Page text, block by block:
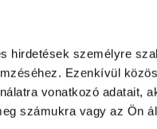
hirdetések személyre
Ezenkívül
vonatkozó adatait,
számukra vagy az Ön